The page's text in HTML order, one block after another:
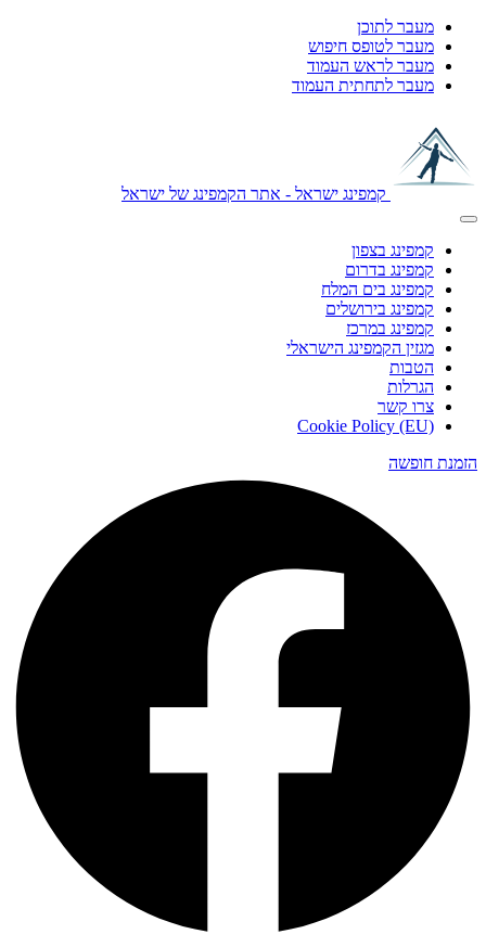
מעבר לתוכן
מעבר לטופס חיפוש
מעבר לראש העמוד
מעבר לתחתית העמוד
קמפינג ישראל - אתר הקמפינג של ישראל
קמפינג בצפון
קמפינג בדרום
קמפינג בים המלח
קמפינג בירושלים
קמפינג במרכז
מגזין הקמפינג הישראלי
הטבות
הגרלות
צרו קשר
Cookie Policy (EU)
הזמנת חופשה